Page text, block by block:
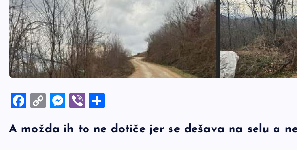
F
c
C
p
M
se
Vi
er ar
A možda ih to ne dotiče jer se dešava na selu a